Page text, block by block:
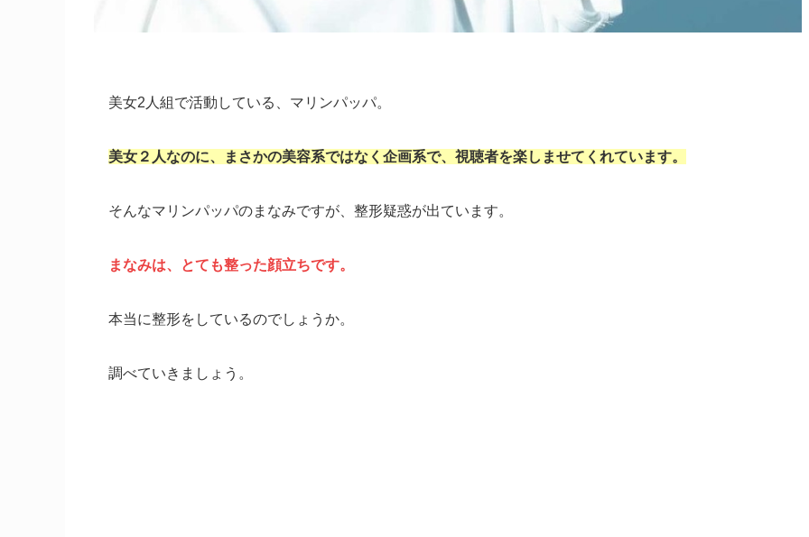
美女2人組で活動している、マリンパッパ。
美女２人なのに、まさかの美容系ではなく企画系で、視聴者を楽しませてくれています。
そんなマリンパッパのまなみですが、整形疑惑が出ています。
まなみは、とても整った顔立ちです。
本当に整形をしているのでしょうか。
調べていきましょう。